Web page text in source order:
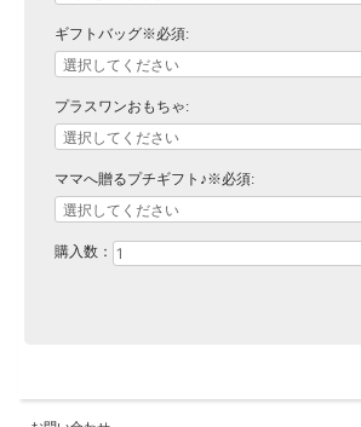
ギフトバッグ※必須:
プラスワンおもちゃ:
ママへ贈るプチギフト♪※必須:
購入数：